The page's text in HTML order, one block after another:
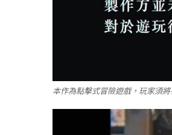
本作為點擊式冒險遊戲，玩家須